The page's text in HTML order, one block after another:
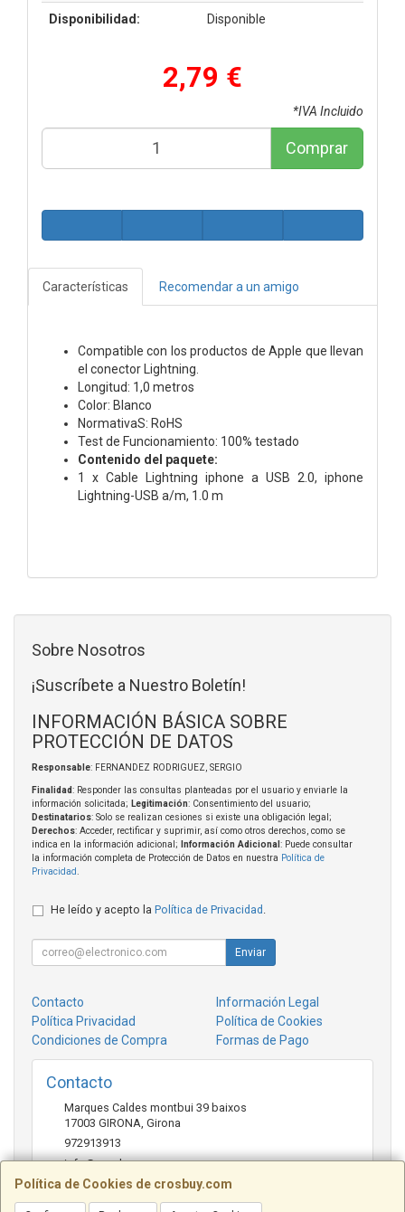
Disponibilidad: Disponible
2,79 €
*IVA Incluido
Comprar
Características Recomendar a un amigo
Compatible con los productos de Apple que llevan
el conector Lightning.
Longitud: 1,0 metros
Color: Blanco
NormativaS: RoHS
Test de Funcionamiento: 100% testado
Contenido del paquete:
1 x Cable Lightning iphone a USB 2.0, iphone
Lightning-USB a/m, 1.0 m
Política de Cookies de crosbuy.com
Sobre Nosotros
¡Suscríbete a Nuestro Boletín!
INFORMACIÓN BÁSICA SOBRE
PROTECCIÓN DE DATOS
Responsable: FERNANDEZ RODRIGUEZ, SERGIO
Finalidad: Responder las consultas planteadas por el usuario y enviarle la
información solicitada; Legitimación: Consentimiento del usuario;
Destinatarios: Solo se realizan cesiones si existe una obligación legal;
Derechos: Acceder, rectificar y suprimir, así como otros derechos, como se
indica en la información adicional;
Información Adicional : Puede consultar
la información completa de Protección de Datos en nuestra Política de
Privacidad
He leído y acepto la Política de Privacidad
Enviar
Contacto
Información Legal
Política Privacidad
Política de Cookies
Condiciones de Compra
Formas de Pago
Contacto
Marques Caldes montbui 39 baixos
17003 GIRONA Girona
972913913
info@crosbuy.com